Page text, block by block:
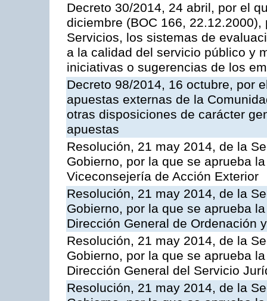
Decreto 30/2014, 24 abril, por el
diciembre (BOC 166,
Servicios, los sistemas de
a la calidad del servicio público y
iniciativas o sugerencias de los
Decreto 98/2014, 16 octubre, por
apuestas externas de la
otras disposiciones de carácter
apuestas
Resolución, 21 may 2014, de la
Gobierno, por la que se aprueba
Viceconsejería de Acción Exterior
Resolución, 21 may 2014, de la
Gobierno, por la que se aprueba
Dirección General de Ordenación
Resolución, 21 may 2014, de la
Gobierno, por la que se aprueba
Dirección General del Servicio
Resolución, 21 may 2014, de la